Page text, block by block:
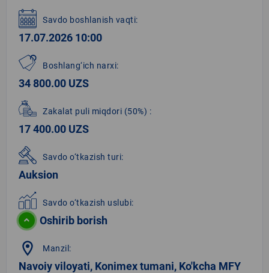
Savdo boshlanish vaqti:
17.07.2026 10:00
Boshlang‘ich narxi:
34 800.00 UZS
Zakalat puli miqdori (50%) :
17 400.00 UZS
Savdo o‘tkazish turi:
Auksion
Savdo o‘tkazish uslubi:
Oshirib borish
location_on Manzil:
Navoiy viloyati, Konimex tumani, Ko'kcha MFY